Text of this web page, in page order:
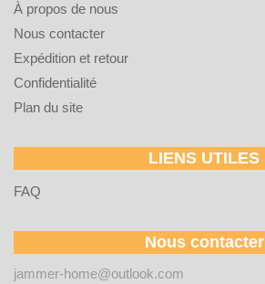
À propos de nous
Nous contacter
Expédition et retour
Confidentialité
Plan du site
LIENS UTILES
FAQ
Nous contacter
jammer-home@outlook.com